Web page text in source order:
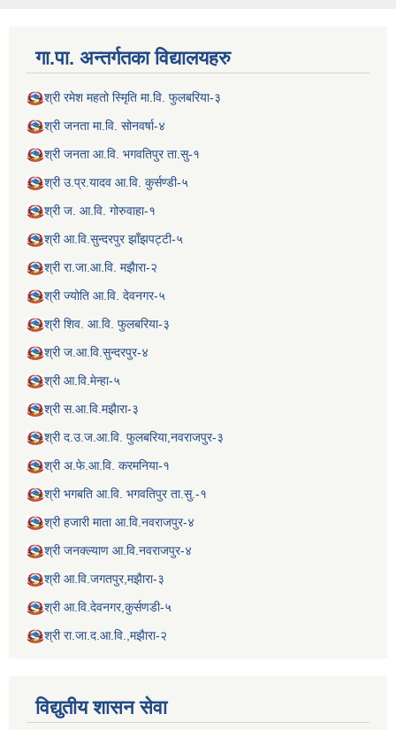
गा.पा. अन्तर्गतका विद्यालयहरु
श्री रमेश महतो स्मिृति मा.वि. फुलबरिया-३
श्री जनता मा.वि. सोनवर्षा-४
श्री जनता आ.वि. भगवतिपुर ता.सु-१
श्री उ.प्र.यादव आ.वि. कुर्सण्डी-५
श्री ज. आ.वि. गोरुवाहा-१
श्री आ.वि.सुन्दरपुर झाँझपट्टी-५
श्री रा.जा.आ.वि. मझैारा-२
श्री ज्योति आ.वि. देवनगर-५
श्री शिव. आ.वि. फुलबरिया-३
श्री ज.आ.वि.सुन्दरपुर-४
श्री आ.वि.मेन्हा-५
श्री स.आ.वि.मझैारा-३
श्री द.उ.ज.आ.वि. फुलबरिया,नवराजपुर-३
श्री अ.फे.आ.वि. करमनिया-१
श्री भगबति आ.वि. भगवतिपुर ता.सु.-१
श्री हजारी माता आ.वि.नवराजपुर-४
श्री जनक्ल्याण आ.वि.नवराजपुर-४
श्री आ.वि.जगतपुर,मझैारा-३
श्री आ.वि.देवनगर,कुर्सणडी-५
श्री रा.जा.द.आ.वि.,मझैारा-२
विद्य‍ुतीय शासन सेवा